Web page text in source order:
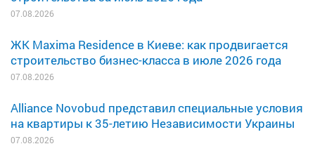
07.08.2026
ЖК Maxima Residence в Киеве: как продвигается
строительство бизнес-класса в июле 2026 года
07.08.2026
Alliance Novobud представил специальные условия
на квартиры к 35-летию Независимости Украины
07.08.2026